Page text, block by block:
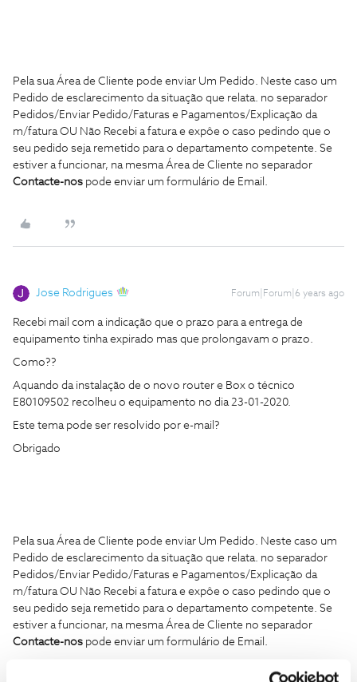
Pela sua Área de Cliente pode enviar Um Pedido. Neste caso um
Pedido de esclarecimento da situação que relata. no separador
Pedidos/Enviar Pedido/Faturas e Pagamentos/Explicação da
m/fatura OU Não Recebi a fatura e expôe o caso pedindo que o
seu pedido seja remetido para o departamento competente. Se
estiver a funcionar, na mesma Área de Cliente no separador
Contacte-nos pode enviar um formulário de Email.
Jose Rodrigues Forum|Forum|6 years ago
Recebi mail com a indicação que o prazo para a entrega de
equipamento tinha expirado mas que prolongavam o prazo.
Como??
Aquando da instalação de o novo router e Box o técnico
E80109502 recolheu o equipamento no dia 23-01-2020.
Este tema pode ser resolvido por e-mail?
Obrigado
Pela sua Área de Cliente pode enviar Um Pedido. Neste caso um
Pedido de esclarecimento da situação que relata. no separador
Pedidos/Enviar Pedido/Faturas e Pagamentos/Explicação da
m/fatura OU Não Recebi a fatura e expôe o caso pedindo que o
seu pedido seja remetido para o departamento competente. Se
estiver a funcionar, na mesma Área de Cliente no separador
Contacte-nos pode enviar um formulário de Email.